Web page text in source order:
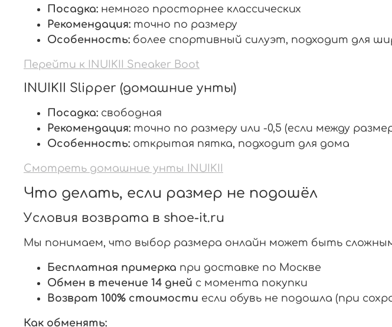
Посадка: немного просторнее классических
Рекомендация: точно по размеру
Особенность: более спортивный силуэт, подходит для
Перейти к INUIKII Sneaker Boot
INUIKII Slipper (домашние унты)
Посадка: свободная
Рекомендация: точно по размеру или -0,5 (если между
Особенность: открытая пятка, подходит для дома
Смотреть домашние унты INUIKII
Что делать, если размер не подошёл
Условия возврата в shoe-it.ru
Мы понимаем, что выбор размера онлайн может быть
Бесплатная примерка при доставке по Москве
Обмен в течение 14 дней с момента покупки
Возврат 100% стоимости если обувь не подошла (при
Как обменять: